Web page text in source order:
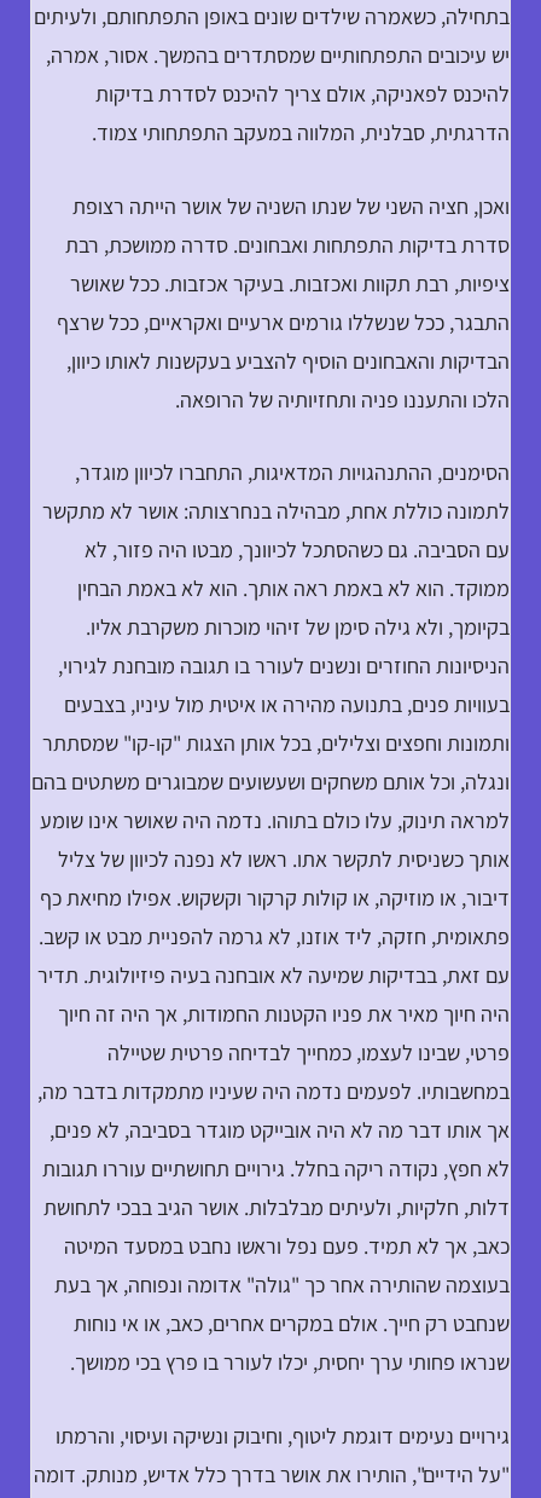
בתחילה, כשאמרה שילדים שונים באופן התפתחותם, ולעיתים
יש עיכובים התפתחותיים שמסתדרים בהמשך. אסור, אמרה,
להיכנס לפאניקה, אולם צריך להיכנס לסדרת בדיקות
הדרגתית, סבלנית, המלווה במעקב התפתחותי צמוד.
ואכן, חציה השני של שנתו השניה של אושר הייתה רצופת
סדרת בדיקות התפתחות ואבחונים. סדרה ממושכת, רבת
ציפיות, רבת תקוות ואכזבות. בעיקר אכזבות. ככל שאושר
התבגר, ככל שנשללו גורמים ארעיים ואקראיים, ככל שרצף
הבדיקות והאבחונים הוסיף להצביע בעקשנות לאותו כיוון,
הלכו והתעננו פניה ותחזיותיה של הרופאה.
הסימנים, ההתנהגויות המדאיגות, התחברו לכיוון מוגדר,
לתמונה כוללת אחת, מבהילה בנחרצותה: אושר לא מתקשר
עם הסביבה. גם כשהסתכל לכיוונך, מבטו היה פזור, לא
ממוקד. הוא לא באמת ראה אותך. הוא לא באמת הבחין
בקיומך, ולא גילה סימן של זיהוי מוכרות משקרבת אליו.
הניסיונות החוזרים ונשנים לעורר בו תגובה מובחנת לגירוי,
בעוויות פנים, בתנועה מהירה או איטית מול עיניו, בצבעים
ותמונות וחפצים וצלילים, בכל אותן הצגות "קו-קו" שמסתתר
ונגלה, וכל אותם משחקים ושעשועים שמבוגרים משתטים בהם
למראה תינוק, עלו כולם בתוהו. נדמה היה שאושר אינו שומע
אותך כשניסית לתקשר אתו. ראשו לא נפנה לכיוון של צליל
דיבור, או מוזיקה, או קולות קרקור וקשקוש. אפילו מחיאת כף
פתאומית, חזקה, ליד אוזנו, לא גרמה להפניית מבט או קשב.
עם זאת, בבדיקות שמיעה לא אובחנה בעיה פיזיולוגית. תדיר
היה חיוך מאיר את פניו הקטנות החמודות, אך היה זה חיוך
פרטי, שבינו לעצמו, כמחייך לבדיחה פרטית שטיילה
במחשבותיו. לפעמים נדמה היה שעיניו מתמקדות בדבר מה,
אך אותו דבר מה לא היה אובייקט מוגדר בסביבה, לא פנים,
לא חפץ, נקודה ריקה בחלל. גירויים תחושתיים עוררו תגובות
דלות, חלקיות, ולעיתים מבלבלות. אושר הגיב בבכי לתחושת
כאב, אך לא תמיד. פעם נפל וראשו נחבט במסעד המיטה
בעוצמה שהותירה אחר כך "גולה" אדומה ונפוחה, אך בעת
שנחבט רק חייך. אולם במקרים אחרים, כאב, או אי נוחות
שנראו פחותי ערך יחסית, יכלו לעורר בו פרץ בכי ממושך.
גירויים נעימים דוגמת ליטוף, וחיבוק ונשיקה ועיסוי, והרמתו
"על הידיים", הותירו את אושר בדרך כלל אדיש, מנותק. דומה